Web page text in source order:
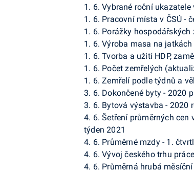
1. 6. Vybrané roční
1. 6. Pracovní místa v ČSÚ -
1. 6. Porážky hospodářských
1. 6. Výroba masa na jatkách
1. 6. Tvorba a užití HDP,
1. 6. Počet zemřelých
1. 6. Zemřelí podle týdnů a
3. 6. Dokončené byty - 2020
3. 6. Bytová výstavba - 2020
4. 6. Šetření průměrných
týden 2021
4. 6. Průměrné mzdy - 1.
4. 6. Vývoj českého trhu
4. 6. Průměrná hrubá